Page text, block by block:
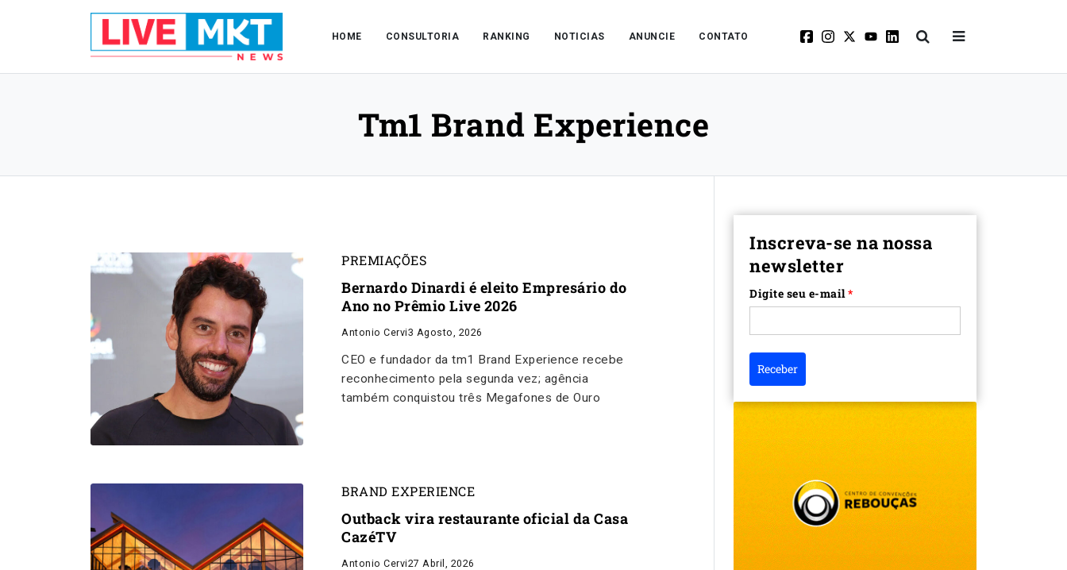
HOME CONSULTORIA RANKING NOTICIAS ANUNCIE CONTATO
Tm1 Brand Experience
PREMIAÇÕES
Bernardo Dinardi é eleito Empresário do
Ano no Prêmio Live 2026
Antonio Cervi3 Agosto, 2026
CEO e fundador da tm1 Brand Experience recebe
reconhecimento pela segunda vez; agência
também conquistou três Megafones de Ouro
BRAND EXPERIENCE
Outback vira restaurante oficial da Casa
CazéTV
Antonio Cervi27 Abril, 2026
Inscreva-se na nossa
newsletter
Digite seu e-mail*
Receber